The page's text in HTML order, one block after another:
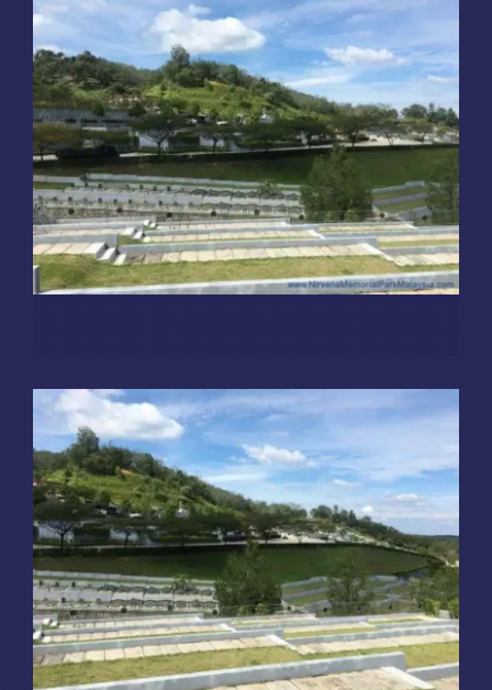
Burial Plots FC 区 Sungai Lembu, Bukit Mertajam
Burial Plots FC 区 Sungai Lembu, Bukit Mertajam